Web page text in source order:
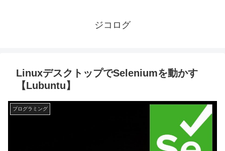
ジコログ
LinuxデスクトップでSeleniumを動かす
【Lubuntu】
プログラミング